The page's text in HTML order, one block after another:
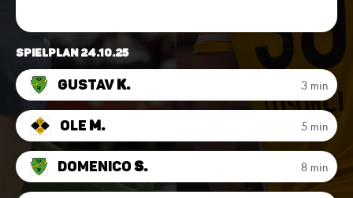
Spielplan 24.10.25
GustavK. 3 min
Ole M. 5 min
DomenicoS. 8 min